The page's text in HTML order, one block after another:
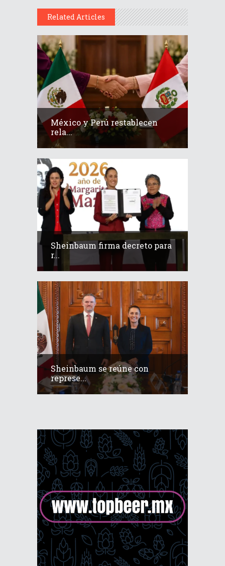
Related Articles
México y Perú restablecen
rela...
Sheinbaum firma decreto para
r...
Sheinbaum se reúne con
represe...